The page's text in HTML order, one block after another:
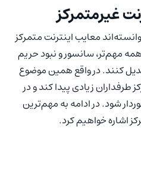
غیرمتمرکز
معایب اینترنت متمرکز
مهم‌تر، سانسور و نبود حریم
کنند. در واقع همین موضوع
طرفداران زیادی پیدا کند و در
برخوردار شود. در ادامه به مهم‌ترین
اشاره خواهیم کرد.